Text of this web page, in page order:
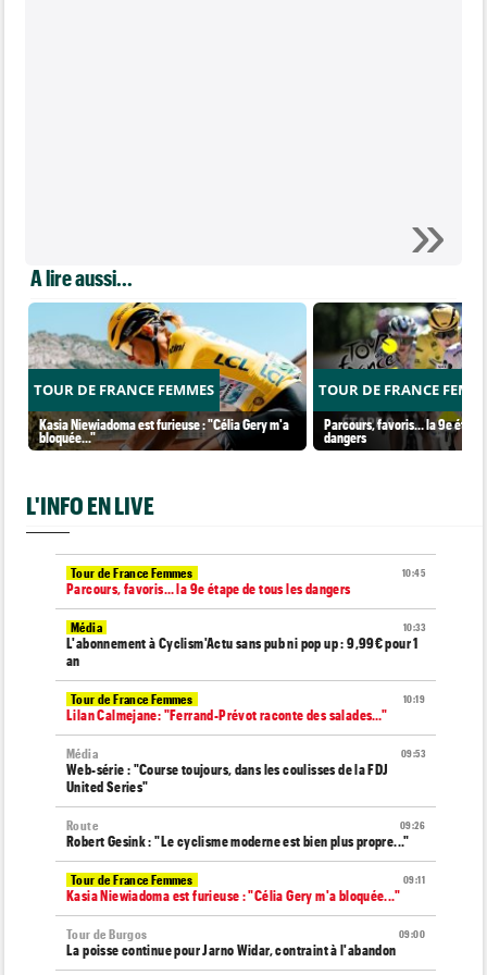
A lire aussi...
TOUR DE FRANCE FEMMES
Kasia Niewiadoma est furieuse : "Célia Gery m'a
bloquée..."
TOUR DE FRANCE
Parcours, favoris… la 9e étape
dangers
L'INFO EN LIVE
10:45
Tour de France Femmes
Parcours, favoris… la 9e étape de tous les dangers
10:33
Média
L'abonnement à Cyclism'Actu sans pub ni pop up : 9,99€ pour 1
an
10:19
Tour de France Femmes
Lilan Calmejane: "Ferrand-Prévot raconte des salades…"
09:53
Média
Web-série : "Course toujours, dans les coulisses de la FDJ
United Series"
09:26
Route
Robert Gesink : "Le cyclisme moderne est bien plus propre..."
09:11
Tour de France Femmes
Kasia Niewiadoma est furieuse : "Célia Gery m'a bloquée..."
09:00
Tour de Burgos
La poisse continue pour Jarno Widar, contraint à l'abandon